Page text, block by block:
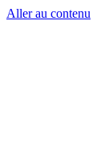
Aller au contenu